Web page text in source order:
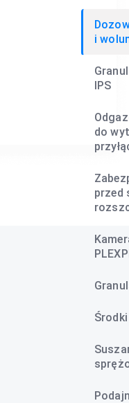
i
IPS
do
przed